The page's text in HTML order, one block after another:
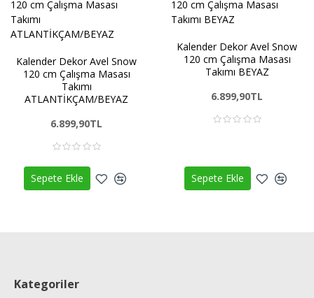
Kalender Dekor Avel Snow
120 cm Çalışma Masası
Takımı
ATLANTİKÇAM/BEYAZ
6.899,90TL
Sepete Ekle
Kalender Dekor Avel Snow
120 cm Çalışma Masası
Takımı BEYAZ
6.899,90TL
Sepete Ekle
Kategoriler